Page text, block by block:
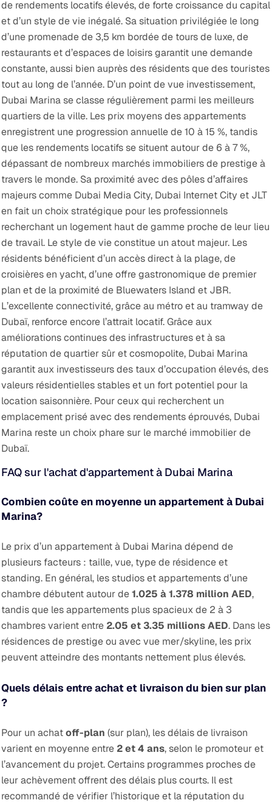
de rendements locatifs élevés, de forte croissance du capital
et d’un style de vie inégalé. Sa situation privilégiée le long
d’une promenade de 3,5 km bordée de tours de luxe, de
restaurants et d’espaces de loisirs garantit une demande
constante, aussi bien auprès des résidents que des touristes
tout au long de l’année. D’un point de vue investissement,
Dubai Marina se classe régulièrement parmi les meilleurs
quartiers de la ville. Les prix moyens des appartements
enregistrent une progression annuelle de 10 à 15 %, tandis
que les rendements locatifs se situent autour de 6 à 7 %,
dépassant de nombreux marchés immobiliers de prestige à
travers le monde. Sa proximité avec des pôles d’affaires
majeurs comme Dubai Media City, Dubai Internet City et JLT
en fait un choix stratégique pour les professionnels
recherchant un logement haut de gamme proche de leur lieu
de travail. Le style de vie constitue un atout majeur. Les
résidents bénéficient d’un accès direct à la plage, de
croisières en yacht, d’une offre gastronomique de premier
plan et de la proximité de Bluewaters Island et JBR.
L’excellente connectivité, grâce au métro et au tramway de
Dubaï, renforce encore l’attrait locatif. Grâce aux
améliorations continues des infrastructures et à sa
réputation de quartier sûr et cosmopolite, Dubai Marina
garantit aux investisseurs des taux d’occupation élevés, des
valeurs résidentielles stables et un fort potentiel pour la
location saisonnière. Pour ceux qui recherchent un
emplacement prisé avec des rendements éprouvés, Dubai
Marina reste un choix phare sur le marché immobilier de
Dubaï.
FAQ sur l'achat d'appartement à Dubai Marina
Combien coûte en moyenne un appartement à Dubai
Marina?
Le prix d’un appartement à Dubai Marina dépend de
plusieurs facteurs : taille, vue, type de résidence et
standing. En général, les studios et appartements d’une
chambre débutent autour de1.025 à 1.378 million AED,
tandis que les appartements plus spacieux de 2 à 3
chambres varient entre 2.05 et 3.35 millions AED. Dans les
résidences de prestige ou avec vue mer/skyline, les prix
peuvent atteindre des montants nettement plus élevés.
Quels délais entre achat et livraison du bien sur plan
?
Pour un achatoff-plan (sur plan), les délais de livraison
varient en moyenne entre 2 et 4 ans, selon le promoteur et
l’avancement du projet. Certains programmes proches de
leur achèvement offrent des délais plus courts. Il est
recommandé de vérifier l’historique et la réputation du